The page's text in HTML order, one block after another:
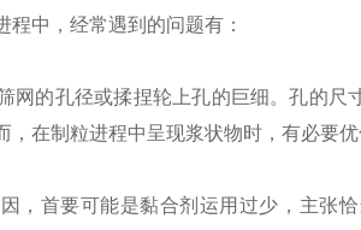
中，经常遇到的问题有：
网的孔径或揉捏轮上孔的巨细。孔的
，在制粒进程中呈现浆状物时，有必要
，首要可能是黏合剂运用过少，主张